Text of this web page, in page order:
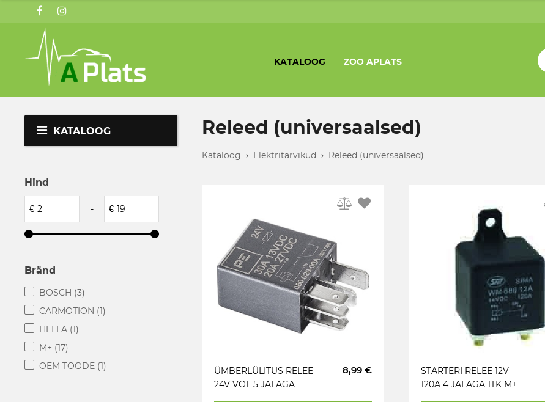
KATALOOG ZOO APLATS
KATALOOG
Hind
€ - €
Bränd
BOSCH (3)
CARMOTION (1)
HELLA (1)
M+ (17)
OEM TOODE (1)
Releed (universaalsed)
Kataloog › Elektritarvikud › Releed (universaalsed)
ÜMBERLÜLITUS RELEE
24V VOL 5 JALAGA
8,99 €
STARTERI RELEE 12V
120A 4 JALAGA 1TK M+